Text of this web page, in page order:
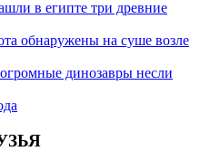
в египте три древние
обнаружены на суше возле
динозавры несли